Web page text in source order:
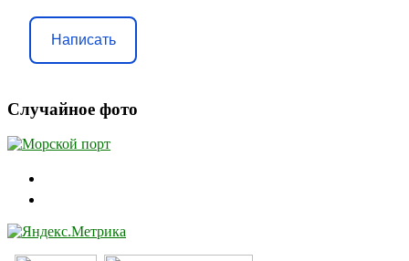
Написать
Случайное фото